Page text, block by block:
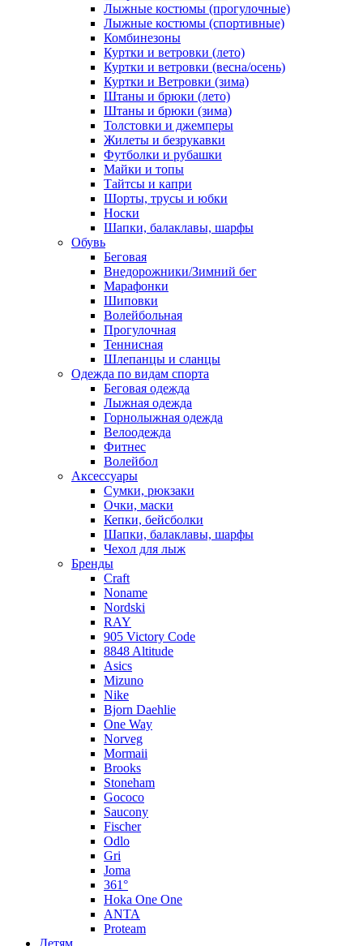
Лыжные костюмы (прогулочные)
Лыжные костюмы (спортивные)
Комбинезоны
Куртки и ветровки (лето)
Куртки и ветровки (весна/осень)
Куртки и Ветровки (зима)
Штаны и брюки (лето)
Штаны и брюки (зима)
Толстовки и джемперы
Жилеты и безрукавки
Футболки и рубашки
Майки и топы
Тайтсы и капри
Шорты, трусы и юбки
Носки
Шапки, балаклавы, шарфы
Обувь
Беговая
Внедорожники/Зимний бег
Марафонки
Шиповки
Волейбольная
Прогулочная
Теннисная
Шлепанцы и сланцы
Одежда по видам спорта
Беговая одежда
Лыжная одежда
Горнолыжная одежда
Велоодежда
Фитнес
Волейбол
Аксессуары
Сумки, рюкзаки
Очки, маски
Кепки, бейсболки
Шапки, балаклавы, шарфы
Чехол для лыж
Бренды
Craft
Noname
Nordski
RAY
905 Victory Code
8848 Altitude
Asics
Mizuno
Nike
Bjorn Daehlie
One Way
Norveg
Mormaii
Brooks
Stoneham
Gococo
Saucony
Fischer
Odlo
Gri
Joma
361°
Hoka One One
ANTA
Proteam
Детям